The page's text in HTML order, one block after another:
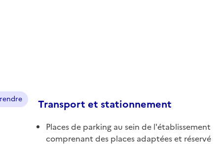
Transport et stationnement
Places de parking au sein de l'établissement
comprenant des places adaptées et réservé